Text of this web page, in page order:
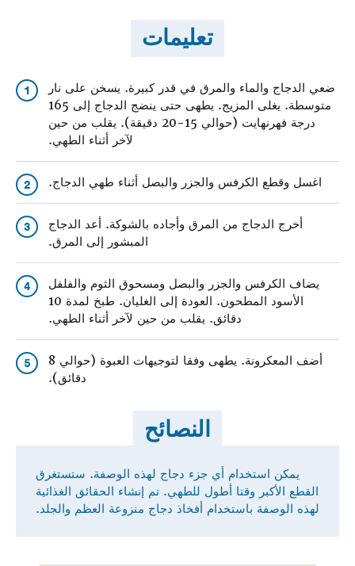
تعليمات
1
ضعي الدجاج والماء والمرق في قدر كبيرة. يسخن على نار
متوسطة. يغلى المزيج. يطهى حتى ينضج الدجاج إلى 165
درجة فهرنهايت (حوالي 15-20 دقيقة). يقلب من حين
لآخر أثناء الطهي.
2 اغسل وقطع الكرفس والجزر والبصل أثناء طهي الدجاج.
3
أخرج الدجاج من المرق وأجاده بالشوكة. أعد الدجاج
المبشور إلى المرق.
4
يضاف الكرفس والجزر والبصل ومسحوق الثوم والفلفل
الأسود المطحون. العودة إلى الغليان. طبخ لمدة 10
دقائق. يقلب من حين لآخر أثناء الطهي.
5
أضف المعكرونة. يطهى وفقا لتوجيهات العبوة (حوالي 8
دقائق).
النصائح
يمكن استخدام أي جزء دجاج لهذه الوصفة. ستستغرق
القطع الأكبر وقتا أطول للطهي. تم إنشاء الحقائق الغذائية
لهذه الوصفة باستخدام أفخاذ دجاج منزوعة العظم والجلد.